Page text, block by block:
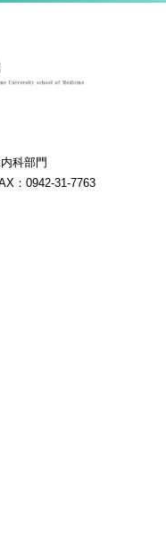
科部門
：0942-31-7763